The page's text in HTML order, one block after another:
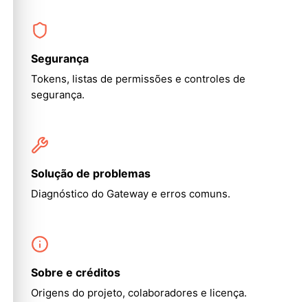
Segurança
Tokens, listas de permissões e controles de
segurança.
Solução de problemas
Diagnóstico do Gateway e erros comuns.
Sobre e créditos
Origens do projeto, colaboradores e licença.